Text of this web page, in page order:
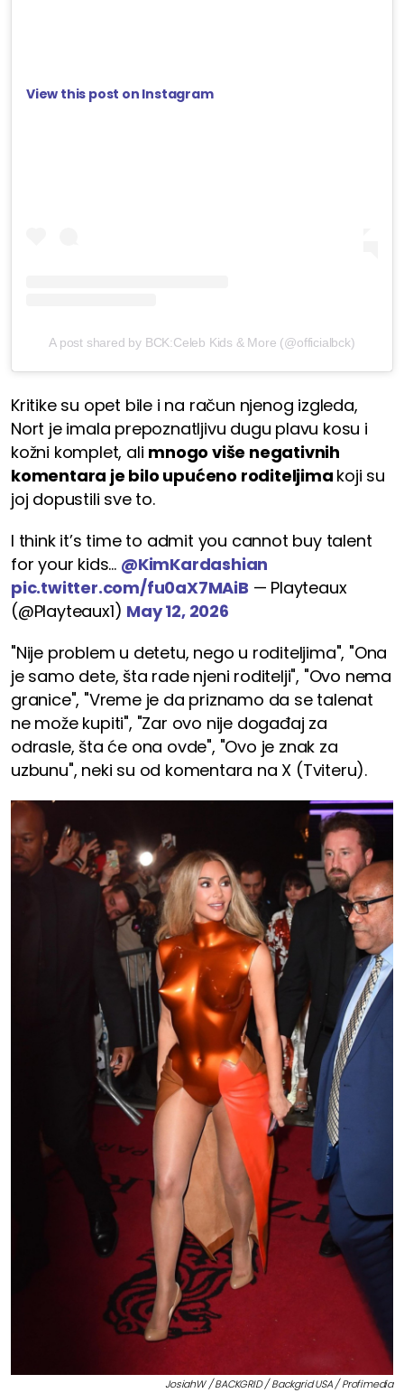
View this post on Instagram
A post shared by BCK:Celeb Kids & More (@officialbck)
Kritike su opet bile i na račun njenog izgleda,
Nort je imala prepoznatljivu dugu plavu kosu i
kožni komplet, ali mnogo više negativnih
komentara je bilo upućeno roditeljima koji su
joj dopustili sve to.
I think it’s time to admit you cannot buy talent
for your kids… @KimKardashian
pic.twitter.com/fu0aX7MAiB — Playteaux
(@Playteaux1) May 12, 2026
"Nije problem u detetu, nego u roditeljima", "Ona
je samo dete, šta rade njeni roditelji", "Ovo nema
granice", "Vreme je da priznamo da se talenat
ne može kupiti", "Zar ovo nije događaj za
odrasle, šta će ona ovde", "Ovo je znak za
uzbunu", neki su od komentara na X (Tviteru).
JosiahW / BACKGRID / Backgrid USA / Profimedia